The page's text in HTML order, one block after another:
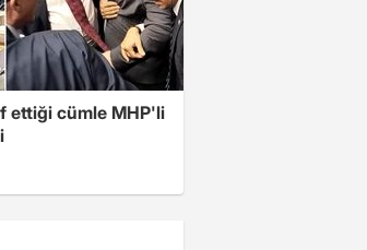
ettiği cümle MHP'li